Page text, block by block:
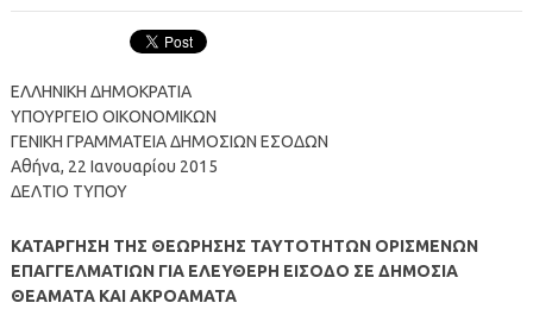
ΕΛΛΗΝΙΚΗ ΔΗΜΟΚΡΑΤΙΑ
ΥΠΟΥΡΓΕΙΟ ΟΙΚΟΝΟΜΙΚΩΝ
ΓΕΝΙΚΗ ΓΡΑΜΜΑΤΕΙΑ ΔΗΜΟΣΙΩΝ ΕΣΟΔΩΝ
Αθήνα, 22 Ιανουαρίου 2015
ΔΕΛΤΙΟ ΤΥΠΟΥ
ΚΑΤΑΡΓΗΣΗ ΤΗΣ ΘΕΩΡΗΣΗΣ ΤΑΥΤΟΤΗΤΩΝ ΟΡΙΣΜΕΝΩΝ
ΕΠΑΓΓΕΛΜΑΤΙΩΝ ΓΙΑ ΕΛΕΥΘΕΡΗ ΕΙΣΟΔΟ ΣΕ ΔΗΜΟΣΙΑ
ΘΕΑΜΑΤΑ ΚΑΙ ΑΚΡΟΑΜΑΤΑ